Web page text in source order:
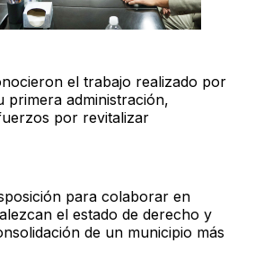
el trabajo realizado por
primera administración,
por revitalizar
para colaborar en
el estado de derecho y
de un municipio más